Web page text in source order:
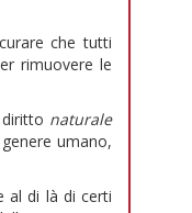
che tutti
rimuovere le
naturale
umano,
al di là di certi